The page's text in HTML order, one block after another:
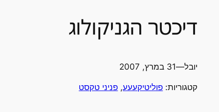
דיכטר הגניקולוג
יובל—31 במרץ, 2007
קטגוריות: פוליטיקעעע, פניני טקסט